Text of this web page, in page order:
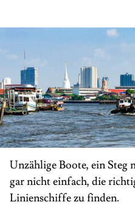
Unzählige Boote, ein Steg
gar nicht einfach, die
Linienschiffe zu finden.